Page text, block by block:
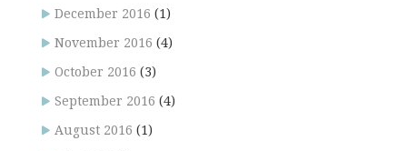
December 2016 (1)
November 2016 (4)
October 2016 (3)
September 2016 (4)
August 2016 (1)